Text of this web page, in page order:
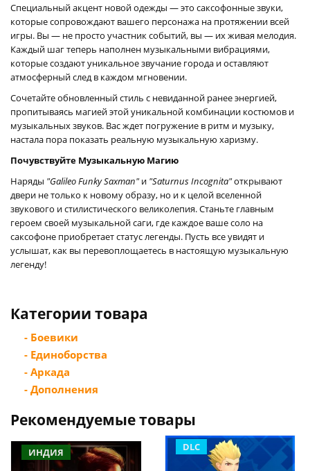
Специальный акцент новой одежды — это саксофонные звуки,
которые сопровождают вашего персонажа на протяжении всей
игры. Вы — не просто участник событий, вы — их живая мелодия.
Каждый шаг теперь наполнен музыкальными вибрациями,
которые создают уникальное звучание города и оставляют
атмосферный след в каждом мгновении.
Сочетайте обновленный стиль с невиданной ранее энергией,
пропитываясь магией этой уникальной комбинации костюмов и
музыкальных звуков. Вас ждет погружение в ритм и музыку,
настала пора показать реальную музыкальную харизму.
Почувствуйте Музыкальную Магию
Наряды "Galileo Funky Saxman"и "Saturnus Incognita"открывают
двери не только к новому образу, но и к целой вселенной
звукового и стилистического великолепия. Станьте главным
героем своей музыкальной саги, где каждое ваше соло на
саксофоне приобретает статус легенды. Пусть все увидят и
услышат, как вы перевоплощаетесь в настоящую музыкальную
легенду!
Категории товара
- Боевики
- Единоборства
- Аркада
- Дополнения
Рекомендуемые товары
ИНДИЯ DLC